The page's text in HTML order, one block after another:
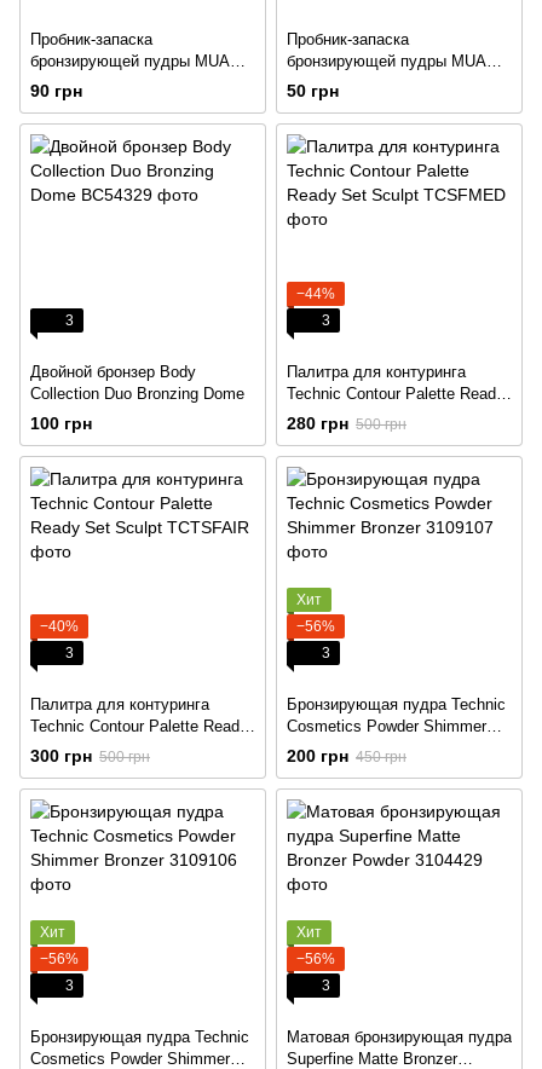
Пробник-запаска
бронзирующей пудры MUA
Pixel Perfect Multi-Bronze
Sunseeker Sheen
90 грн
Пробник-запаска
бронзирующей пудры MUA
Pixel Perfect Multi-Bronze
Sunseeker Sheen
50 грн
3
Двойной бронзер Body
Collection Duo Bronzing Dome
100 грн
−44%
3
Палитра для контуринга
Technic Contour Palette Ready
Set Sculpt
280 грн 500 грн
−40%
3
Палитра для контуринга
Technic Contour Palette Ready
Set Sculpt
300 грн 500 грн
Хит
−56%
3
Бронзирующая пудра Technic
Cosmetics Powder Shimmer
Bronzer
200 грн 450 грн
Хит
−56%
3
Бронзирующая пудра Technic
Cosmetics Powder Shimmer
Хит
−56%
3
Матовая бронзирующая пудра
Superfine Matte Bronzer